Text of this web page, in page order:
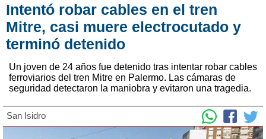
Intentó robar cables en el tren
Mitre, casi muere electrocutado y
terminó detenido
Un joven de 24 años fue detenido tras intentar robar cables
ferroviarios del tren Mitre en Palermo. Las cámaras de
seguridad detectaron la maniobra y evitaron una tragedia.
San Isidro